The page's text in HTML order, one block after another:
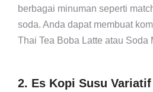
berbagai minuman seperti
soda. Anda dapat membuat
Thai Tea Boba Latte atau Soda
2. Es Kopi Susu Variatif